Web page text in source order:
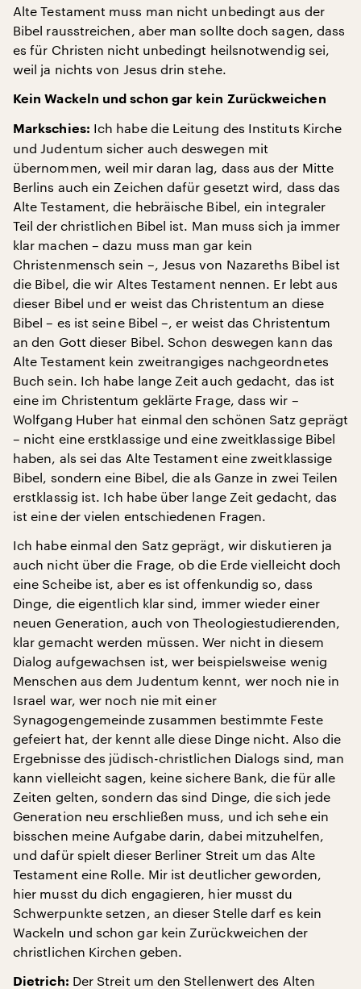
Alte Testament muss man nicht unbedingt aus der
Bibel rausstreichen, aber man sollte doch sagen, dass
es für Christen nicht unbedingt heilsnotwendig sei,
weil ja nichts von Jesus drin stehe.
Kein Wackeln und schon gar kein Zurückweichen
Markschies: Ich habe die Leitung des Instituts Kirche
und Judentum sicher auch deswegen mit
übernommen, weil mir daran lag, dass aus der Mitte
Berlins auch ein Zeichen dafür gesetzt wird, dass das
Alte Testament, die hebräische Bibel, ein integraler
Teil der christlichen Bibel ist. Man muss sich ja immer
klar machen – dazu muss man gar kein
Christenmensch sein –, Jesus von Nazareths Bibel ist
die Bibel, die wir Altes Testament nennen. Er lebt aus
dieser Bibel und er weist das Christentum an diese
Bibel – es ist seine Bibel –, er weist das Christentum
an den Gott dieser Bibel. Schon deswegen kann das
Alte Testament kein zweitrangiges nachgeordnetes
Buch sein. Ich habe lange Zeit auch gedacht, das ist
eine im Christentum geklärte Frage, dass wir –
Wolfgang Huber hat einmal den schönen Satz geprägt
– nicht eine erstklassige und eine zweitklassige Bibel
haben, als sei das Alte Testament eine zweitklassige
Bibel, sondern eine Bibel, die als Ganze in zwei Teilen
erstklassig ist. Ich habe über lange Zeit gedacht, das
ist eine der vielen entschiedenen Fragen.
Ich habe einmal den Satz geprägt, wir diskutieren ja
auch nicht über die Frage, ob die Erde vielleicht doch
eine Scheibe ist, aber es ist offenkundig so, dass
Dinge, die eigentlich klar sind, immer wieder einer
neuen Generation, auch von Theologiestudierenden,
klar gemacht werden müssen. Wer nicht in diesem
Dialog aufgewachsen ist, wer beispielsweise wenig
Menschen aus dem Judentum kennt, wer noch nie in
Israel war, wer noch nie mit einer
Synagogengemeinde zusammen bestimmte Feste
gefeiert hat, der kennt alle diese Dinge nicht. Also die
Ergebnisse des jüdisch-christlichen Dialogs sind, man
kann vielleicht sagen, keine sichere Bank, die für alle
Zeiten gelten, sondern das sind Dinge, die sich jede
Generation neu erschließen muss, und ich sehe ein
bisschen meine Aufgabe darin, dabei mitzuhelfen,
und dafür spielt dieser Berliner Streit um das Alte
Testament eine Rolle. Mir ist deutlicher geworden,
hier musst du dich engagieren, hier musst du
Schwerpunkte setzen, an dieser Stelle darf es kein
Wackeln und schon gar kein Zurückweichen der
christlichen Kirchen geben.
Dietrich: Der Streit um den Stellenwert des Alten